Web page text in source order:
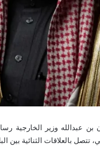
بن عبدالله وزير الخارجية
تتصل بالعلاقات الثنائية